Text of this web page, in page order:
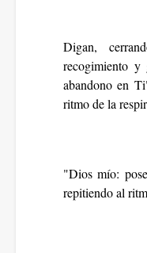
Digan,
recogimiento
abandono en
ritmo de la
"Dios mío:
repitiendo al